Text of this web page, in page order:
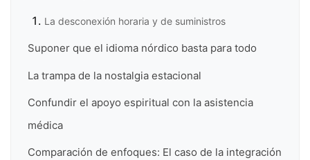
La desconexión horaria y de suministros
Suponer que el idioma nórdico basta para todo
La trampa de la nostalgia estacional
Confundir el apoyo espiritual con la asistencia
médica
Comparación de enfoques: El caso de la integración